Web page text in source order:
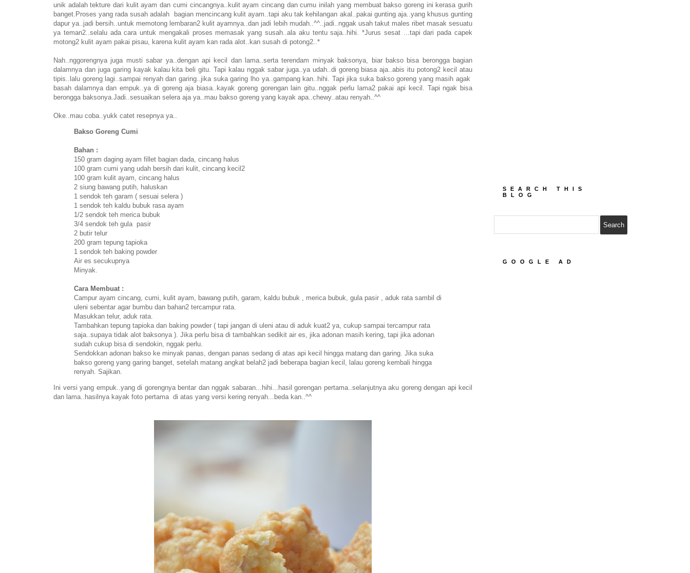
unik adalah tekture dari kulit ayam dan cumi cincangnya..kulit ayam cincang dan cumu inilah yang membuat bakso goreng ini kerasa gurih
banget.Proses yang rada susah adalah bagian mencincang kulit ayam..tapi aku tak kehilangan akal..pakai gunting aja..yang khusus gunting
dapur ya..jadi bersih..untuk memotong lembaran2 kulit ayamnya..dan jadi lebih mudah..^^..jadi..nggak usah takut males ribet masak sesuatu
ya teman2..selalu ada cara untuk mengakali proses memasak yang susah..ala aku tentu saja..hihi. *Jurus sesat ...tapi dari pada capek
motong2 kulit ayam pakai pisau, karena kulit ayam kan rada alot..kan susah di potong2..*
Nah..nggorengnya juga musti sabar ya..dengan api kecil dan lama..serta terendam minyak baksonya, biar bakso bisa berongga bagian
dalamnya dan juga garing kayak kalau kita beli gitu. Tapi kalau nggak sabar juga..ya udah..di goreng biasa aja..abis itu potong2 kecil atau
tipis..lalu goreng lagi..sampai renyah dan garing..jika suka garing lho ya..gampang kan..hihi. Tapi jika suka bakso goreng yang masih agak
basah dalamnya dan empuk..ya di goreng aja biasa..kayak goreng gorengan lain gitu..nggak perlu lama2 pakai api kecil. Tapi ngak bisa
berongga baksonya.Jadi..sesuaikan selera aja ya..mau bakso goreng yang kayak apa..chewy..atau renyah..^^
Oke..mau coba..yukk catet resepnya ya..
Bakso Goreng Cumi
Bahan :
150 gram daging ayam fillet bagian dada, cincang halus
100 gram cumi yang udah bersih dari kulit, cincang kecil2
100 gram kulit ayam, cincang halus
2 siung bawang putih, haluskan
1 sendok teh garam ( sesuai selera )
1 sendok teh kaldu bubuk rasa ayam
1/2 sendok teh merica bubuk
3/4 sendok teh gula pasir
2 butir telur
200 gram tepung tapioka
1 sendok teh baking powder
Air es secukupnya
Minyak.
Cara Membuat :
Campur ayam cincang, cumi, kulit ayam, bawang putih, garam, kaldu bubuk , merica bubuk, gula pasir , aduk rata sambil di
uleni sebentar agar bumbu dan bahan2 tercampur rata.
Masukkan telur, aduk rata.
Tambahkan tepung tapioka dan baking powder ( tapi jangan di uleni atau di aduk kuat2 ya, cukup sampai tercampur rata
saja..supaya tidak alot baksonya ). Jika perlu bisa di tambahkan sedikit air es, jika adonan masih kering, tapi jika adonan
sudah cukup bisa di sendokin, nggak perlu.
Sendokkan adonan bakso ke minyak panas, dengan panas sedang di atas api kecil hingga matang dan garing. Jika suka
bakso goreng yang garing banget, setelah matang angkat belah2 jadi beberapa bagian kecil, lalau goreng kembali hingga
renyah. Sajikan.
Ini versi yang empuk..yang di gorengnya bentar dan nggak sabaran...hihi...hasil gorengan pertama..selanjutnya aku goreng dengan api kecil
dan lama..hasilnya kayak foto pertama di atas yang versi kering renyah...beda kan..^^
SEARCH THIS
BLOG
GOOGLE AD